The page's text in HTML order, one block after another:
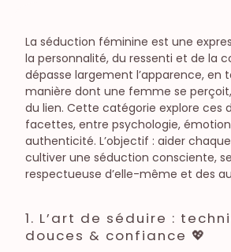
Le sexe dans la société
Féminisme
La séduction féminine est une
la personnalité, du ressenti et de la
dépasse largement l’apparence, en
manière dont une femme se
du lien. Cette catégorie explore ces
facettes, entre psychologie,
authenticité. L’objectif : aider
cultiver une séduction consciente,
respectueuse d’elle-même et des
1. L’art de séduire :
douces & confiance 💖